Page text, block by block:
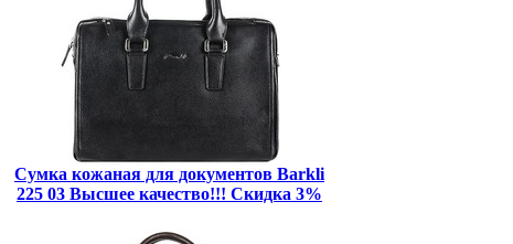
Сумка кожаная для документов Barkli
225 03 Высшее качество!!! Скидка 3%